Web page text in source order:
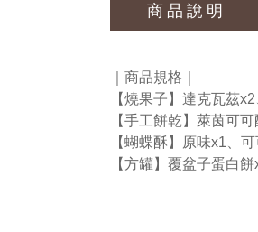
商品說明
｜商品規格｜
【燒果子】達克瓦茲
【手工餅乾】萊茵可
【蝴蝶酥】原味x1、
【方罐】覆盆子蛋白餅